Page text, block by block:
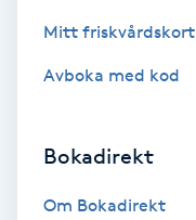
Gruppträning
Mitt friskvårdskort
Avboka med kod
Bokadirekt
Om Bokadirekt